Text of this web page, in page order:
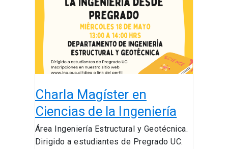
Charla Magíster en
Ciencias de la Ingeniería
Área Ingeniería Estructural y Geotécnica.
Dirigido a estudiantes de Pregrado UC.
Ciencias
Ingeniería